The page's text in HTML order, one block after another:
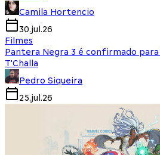
Camila Hortencio
30.jul.26
Filmes
Pantera Negra 3 é confirmado para
T'Challa
Pedro Siqueira
25.jul.26